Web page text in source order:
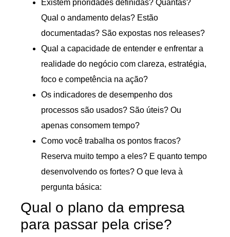
Existem prioridades definidas? Quantas?
Qual o andamento delas? Estão
documentadas? São expostas nos releases?
Qual a capacidade de entender e enfrentar a
realidade do negócio com clareza, estratégia,
foco e competência na ação?
Os indicadores de desempenho dos
processos são usados? São úteis? Ou
apenas consomem tempo?
Como você trabalha os pontos fracos?
Reserva muito tempo a eles? E quanto tempo
desenvolvendo os fortes? O que leva à
pergunta básica:
Qual o plano da empresa
para passar pela crise?